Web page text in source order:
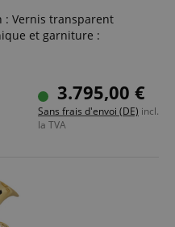
: Vernis transparent
et garniture :
: 15,2 mm ; Hauteur : 81
soupape d'eau
et étui rigide
3.795,00 €
Sans frais d'envoi (DE) incl.
la TVA